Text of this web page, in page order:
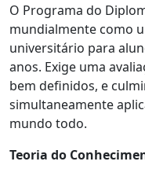
O Programa do
mundialmente como
universitário para
anos. Exige uma
bem definidos, e
simultaneamente
mundo todo.
Teoria do